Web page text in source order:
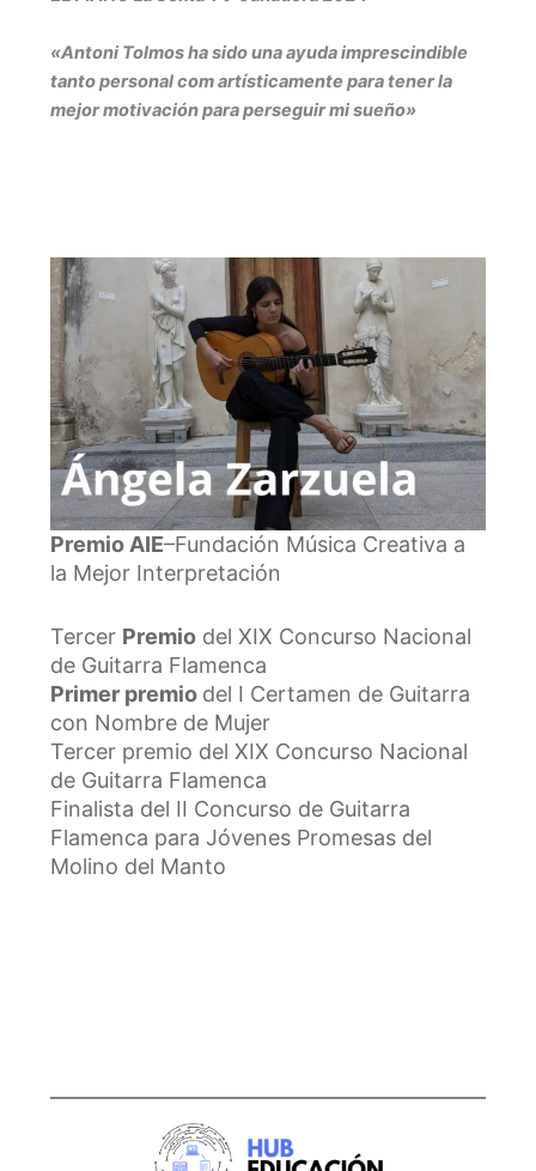
«Antoni Tolmos ha sido una ayuda imprescindible
tanto personal com artísticamente para tener la
mejor motivación para perseguir mi sueño»
Premio AIE–Fundación Música Creativa a
la Mejor Interpretación
Tercer Premiodel XIX Concurso Nacional
de Guitarra Flamenca
Primer premio del I Certamen de Guitarra
con Nombre de Mujer
Tercer premio del XIX Concurso Nacional
de Guitarra Flamenca
Finalista del II Concurso de Guitarra
Flamenca para Jóvenes Promesas del
Molino del Manto